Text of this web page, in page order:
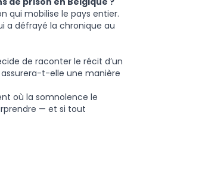
qui mobilise le pays entier.
a défrayé la chronique au
de raconter le récit d’un
t-elle une manière
où la somnolence le
— et si tout